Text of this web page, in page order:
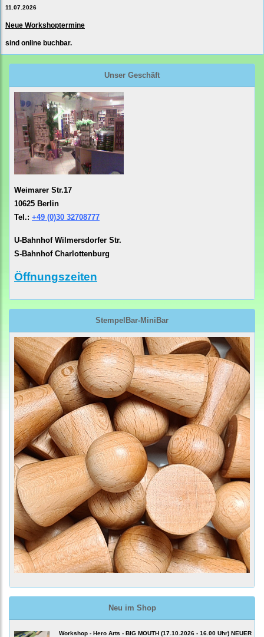
11.07.2026
Neue Workshoptermine
sind online buchbar.
Unser Geschäft
Weimarer Str.17
10625 Berlin
Tel.: +49 (0)30 32708777
U-Bahnhof Wilmersdorfer Str.
S-Bahnhof Charlottenburg
Öffnungszeiten
StempelBar-MiniBar
Neu im Shop
Workshop - Hero Arts - BIG MOUTH (17.10.2026 - 16.00 Uhr) NEUER